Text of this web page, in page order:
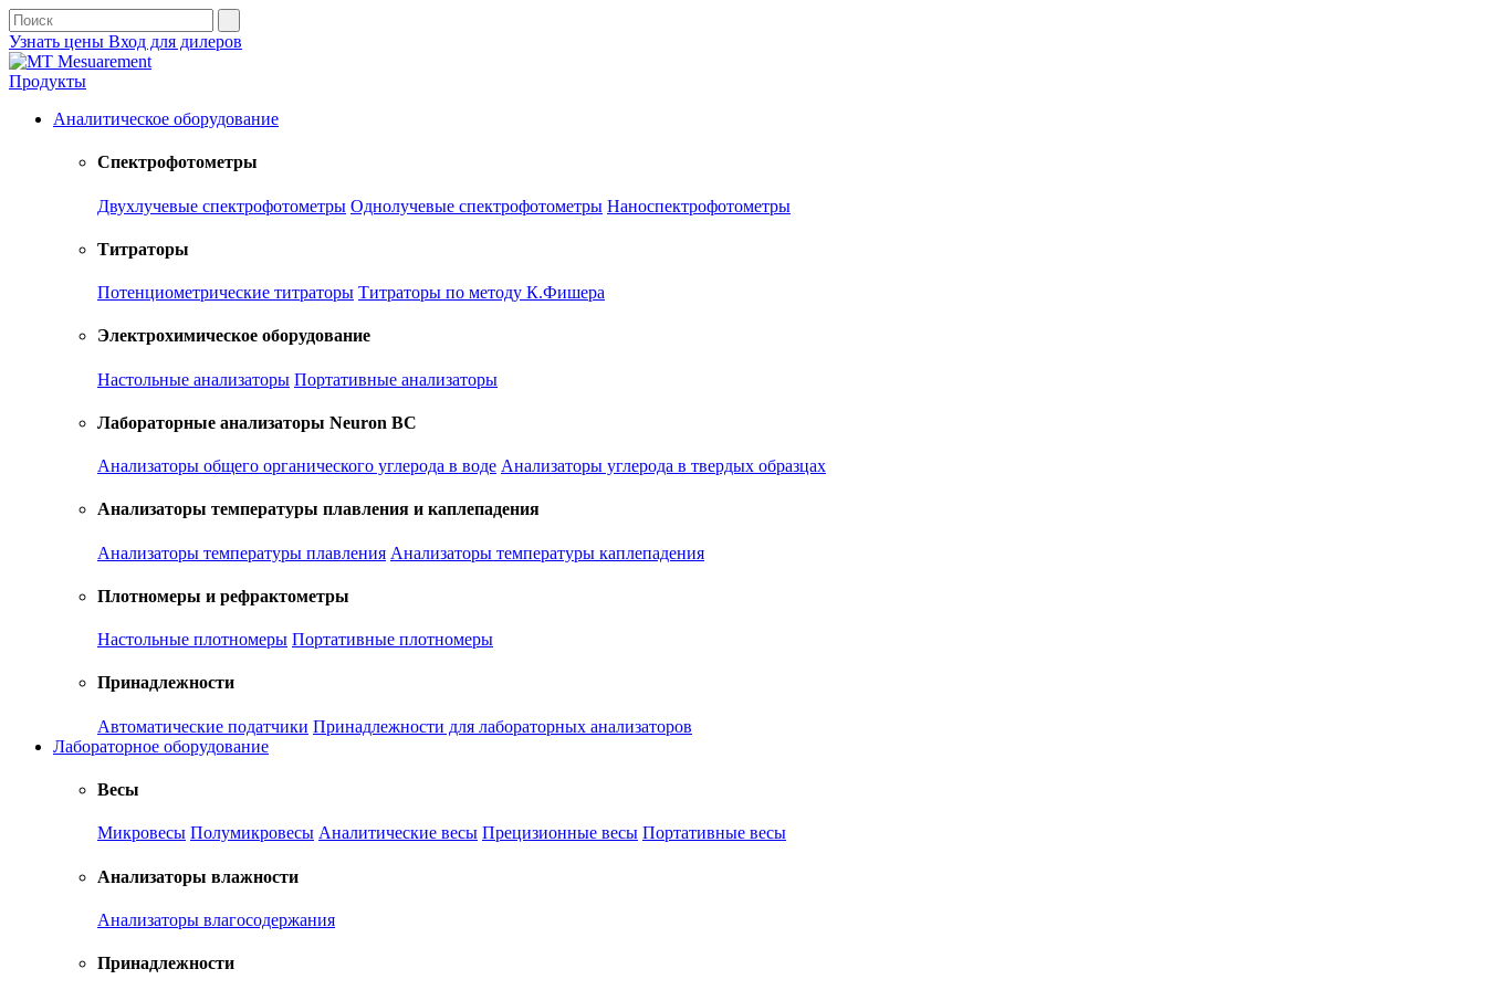
Узнать цены Вход для дилеров
Продукты
Аналитическое оборудование
Спектрофотометры
Двухлучевые спектрофотометры Однолучевые спектрофотометры Наноспектрофотометры
Титраторы
Потенциометрические титраторы Титраторы по методу К.Фишера
Электрохимическое оборудование
Настольные анализаторы Портативные анализаторы
Лабораторные анализаторы Neuron BC
Анализаторы общего органического углерода в воде Анализаторы углерода в твердых образцах
Анализаторы температуры плавления и каплепадения
Анализаторы температуры плавления Анализаторы температуры каплепадения
Плотномеры и рефрактометры
Настольные плотномеры Портативные плотномеры
Принадлежности
Автоматические податчики Принадлежности для лабораторных анализаторов
Лабораторное оборудование
Весы
Микровесы Полумикровесы Аналитические весы Прецизионные весы Портативные весы
Анализаторы влажности
Анализаторы влагосодержания
Принадлежности